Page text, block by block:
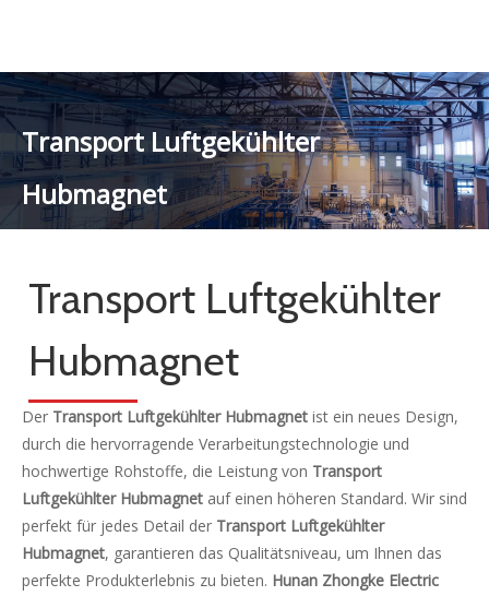
Transport Luftgekühlter
Hubmagnet
Transport Luftgekühlter
Hubmagnet
Der Transport Luftgekühlter Hubmagnet ist ein neues Design,
durch die hervorragende Verarbeitungstechnologie und
hochwertige Rohstoffe, die Leistung von Transport
Luftgekühlter Hubmagnet auf einen höheren Standard. Wir sind
perfekt für jedes Detail der Transport Luftgekühlter
Hubmagnet, garantieren das Qualitätsniveau, um Ihnen das
perfekte Produkterlebnis zu bieten. Hunan Zhongke Electric